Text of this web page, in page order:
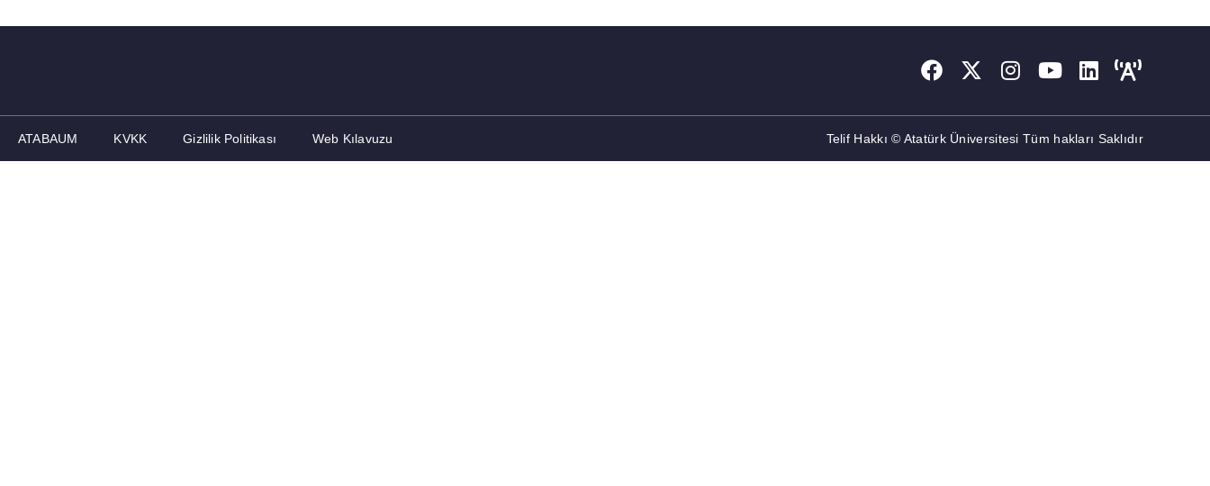
ATABAUM KVKK Gizlilik Politikası Web Kılavuzu Telif Hakkı © Atatürk Üniversitesi Tüm hakları Saklıdır